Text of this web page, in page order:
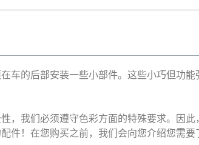
车的后部安装一些小部件。这些小巧但功能
，我们必须遵守色彩方面的特殊要求。因此
件！在您购买之前，我们会向您介绍您需要